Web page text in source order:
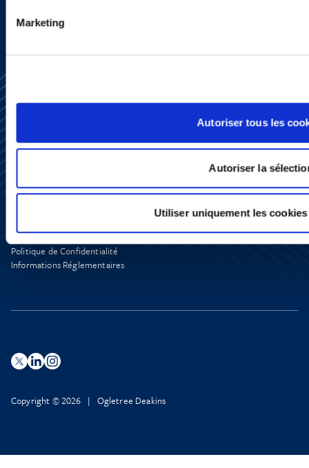
Marketing
Autoriser tous les
Autoriser la
Utiliser uniquement les
Presse
X
Politique de Confidentialité
Informations Réglementaires
Copyright © 2026 | Ogletree Deakins